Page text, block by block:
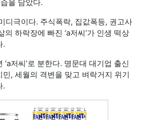
을 담았다.
디극이다. 주식폭락, 집값폭등, 권고사
의 하락장에 빠진 ‘a저씨’가 인생 떡상
.
저씨’로 분한다. 명문대 대기업 출신
민, 세월의 격변을 맞고 벼락거지 위기
.